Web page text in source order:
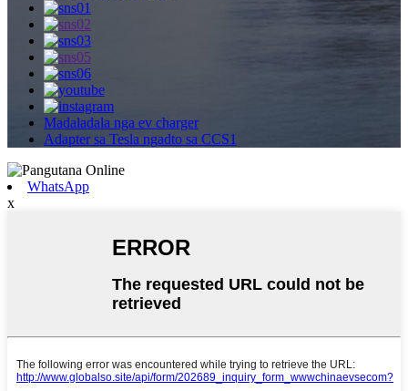
Madaladala nga ev charger
Adapter sa Tesla ngadto sa CCS1
WhatsApp
x